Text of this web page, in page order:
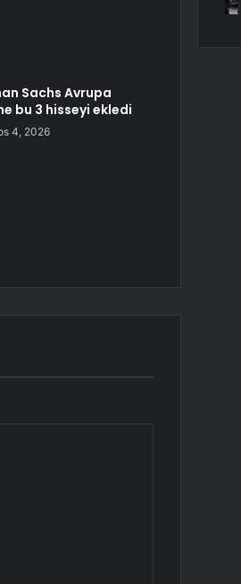
Sachs Avrupa
bu 3 hisseyi ekledi
4, 2026